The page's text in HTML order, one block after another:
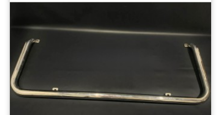
Пневматические соединения
Инструменты
Оснащение прицепов
Стяжные ремни и тросы